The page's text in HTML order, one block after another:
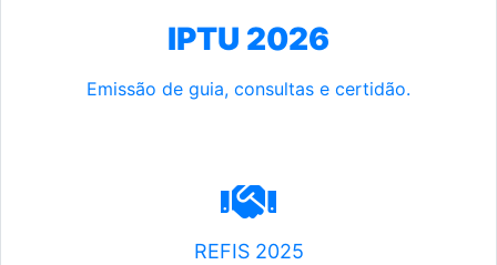
IPTU 2026
Emissão de guia, consultas e certidão.
REFIS 2025